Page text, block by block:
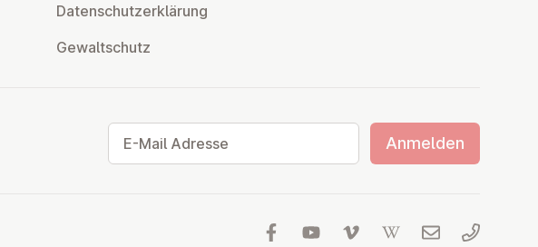
Da­ten­schutz­er­klä­rung
Ge­walt­schutz
Anmelden